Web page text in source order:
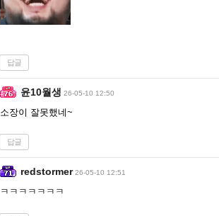
답글
윤10월생 26-05-10 12:50
소장이 잘못했네~
답글
redstormer 26-05-10 12:51
ㅋㅋㅋㅋㅋㅋㅋ